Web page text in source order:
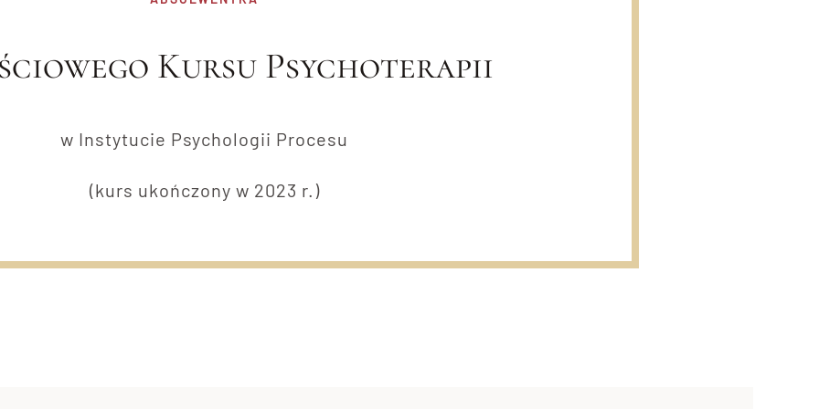
Kursu Psychoterapii
w Instytucie Psychologii Procesu
(kurs ukończony w 2023 r.)